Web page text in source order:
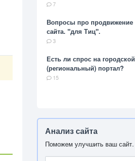
7
Вопросы про продвижение
сайта. "для Тиц".
3
Есть ли спрос на городской
(региональный) портал?
15
Анализ сайта
Поможем улучшить ваш сайт.